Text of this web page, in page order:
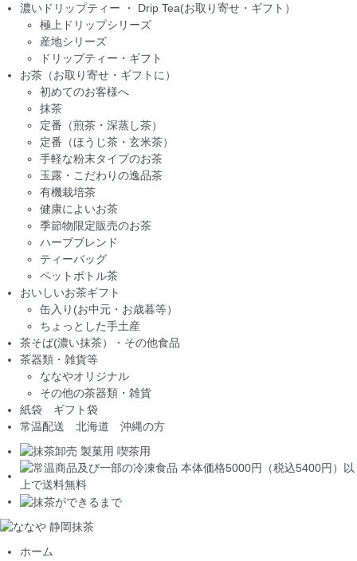
濃いドリップティー ・ Drip Tea(お取り寄せ・ギフト）
極上ドリップシリーズ
産地シリーズ
ドリップティー・ギフト
お茶（お取り寄せ・ギフトに）
初めてのお客様へ
抹茶
定番（煎茶・深蒸し茶）
定番（ほうじ茶・玄米茶）
手軽な粉末タイプのお茶
玉露・こだわりの逸品茶
有機栽培茶
健康によいお茶
季節物限定販売のお茶
ハーブブレンド
ティーバッグ
ペットボトル茶
おいしいお茶ギフト
缶入り(お中元・お歳暮等）
ちょっとした手土産
茶そば(濃い抹茶）・その他食品
茶器類・雑貨等
ななやオリジナル
その他の茶器類・雑貨
紙袋 ギフト袋
常温配送 北海道 沖縄の方
ホーム